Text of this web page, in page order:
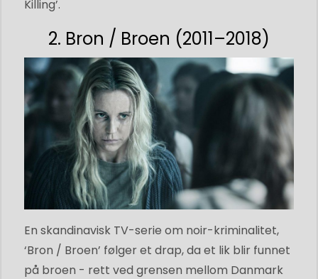
Killing’.
2. Bron / Broen (2011–2018)
En skandinavisk TV-serie om noir-kriminalitet,
‘Bron / Broen’ følger et drap, da et lik blir funnet
på broen - rett ved grensen mellom Danmark